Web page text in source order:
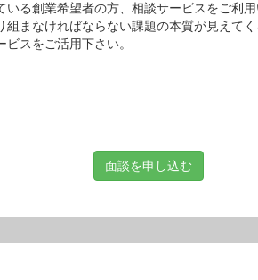
いる創業希望者の方、相談サービスをご利
組まなければならない課題の本質が見えて
ビスをご活用下さい。
面談を申し込む